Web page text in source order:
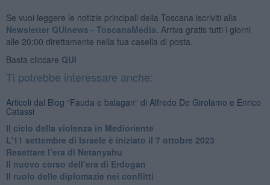
Se vuoi leggere le notizie principali della Toscana iscriviti alla
Newsletter QUInews - ToscanaMedia. Arriva gratis tutti i giorni
alle 20:00 direttamente nella tua casella di posta.
Basta cliccare QUI
Ti potrebbe interessare anche:
Articoli dal Blog “Fauda e balagan” di Alfredo De Girolamo e Enrico
Catassi
Il ciclo della violenza in Medioriente
L'11 settembre di Israele è iniziato il 7 ottobre 2023
Resettare l’era di Netanyahu
​Il nuovo corso dell’era di Erdogan
Il ruolo delle diplomazie nei conflitti